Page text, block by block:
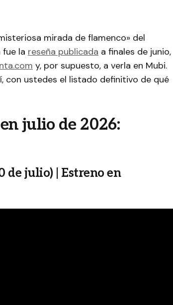
mirada de flamenco» del
la reseña publicada a finales de junio,
y, por supuesto, a verla en Mubi.
con ustedes el listado definitivo de qué
julio de 2026:
de julio) | Estreno en